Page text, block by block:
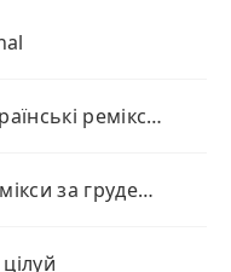
Музика в машину - Українські ремікси від BID0NCI0N
Музика в машину - Ремікси за грудень 2024 (ТОП 10)